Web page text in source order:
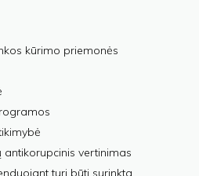
kūrimo priemonės
antikorupcinis vertinimas
turi būti surinkta